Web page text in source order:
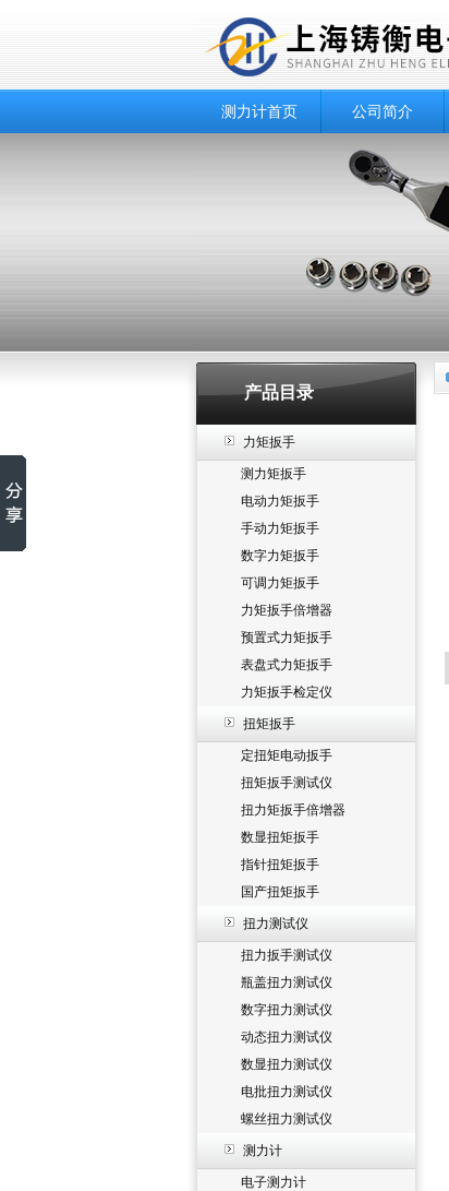
测力计首页 公司简介
产品目录
力矩扳手
测力矩扳手
电动力矩扳手
手动力矩扳手
数字力矩扳手
可调力矩扳手
力矩扳手倍增器
预置式力矩扳手
表盘式力矩扳手
力矩扳手检定仪
扭矩扳手
定扭矩电动扳手
扭矩扳手测试仪
扭力矩扳手倍增器
数显扭矩扳手
指针扭矩扳手
国产扭矩扳手
扭力测试仪
扭力扳手测试仪
瓶盖扭力测试仪
数字扭力测试仪
动态扭力测试仪
数显扭力测试仪
电批扭力测试仪
螺丝扭力测试仪
测力计
电子测力计